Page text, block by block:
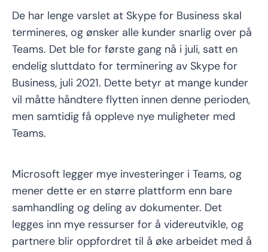
De har lenge varslet at Skype for Business skal
termineres, og ønsker alle kunder snarlig over på
Teams. Det ble for første gang nå i juli, satt en
endelig sluttdato for terminering av Skype for
Business, juli 2021. Dette betyr at mange kunder
vil måtte håndtere flytten innen denne perioden,
men samtidig få oppleve nye muligheter med
Teams.
Microsoft legger mye investeringer i Teams, og
mener dette er en større plattform enn bare
samhandling og deling av dokumenter. Det
legges inn mye ressurser for å videreutvikle, og
partnere blir oppfordret til å øke arbeidet med å